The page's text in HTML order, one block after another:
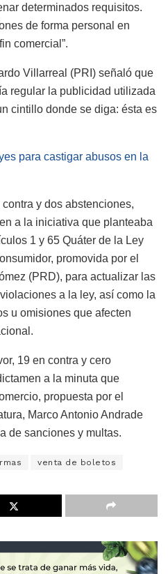
determinados requisitos.
de forma personal en
comercial”.
Villarreal (PRI) señaló que
regular la publicidad utilizada
cintillo donde se diga: ésta es
para castigar abusos en la
y dos abstenciones,
a la iniciativa que planteaba
1 y 65 Quáter de la Ley
promovida por el
(PRD), para actualizar las
a la ley, así como la
u omisiones que afecten
19 en contra y cero
a la minuta que
propuesta por el
Marco Antonio Andrade
de sanciones y multas.
venta de boletos